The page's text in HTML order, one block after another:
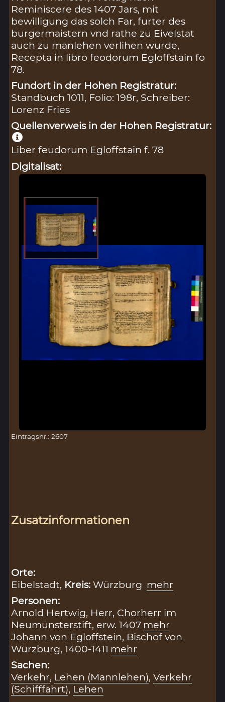
Reminiscere des 1407 Jars, mit
bewilligung das solch Far, furter des
burgermaistern vnd rathe zu Eivelstat
auch zu manlehen verlihen wurde,
Recepta in libro feodorum Egloffstain fo
78.
Fundort in der Hohen Registratur:
Standbuch 1011, Folio: 198r, Schreiber:
Lorenz Fries
Quellenverweis in der Hohen Registratur:
Liber feudorum Egloffstain f. 78
Digitalisat:
Eintragsnr.: 2607
Zusatzinformationen
Orte:
Eibelstadt, Kreis:Würzburg mehr
Personen:
Arnold Hertwig, Herr, Chorherr im
Neumünsterstift, erw. 1407 mehr
Johann von Egloffstein, Bischof von
Würzburg, 1400-1411 mehr
Sachen:
Verkehr, Lehen (Mannlehen),Verkehr
(Schifffahrt), Lehen